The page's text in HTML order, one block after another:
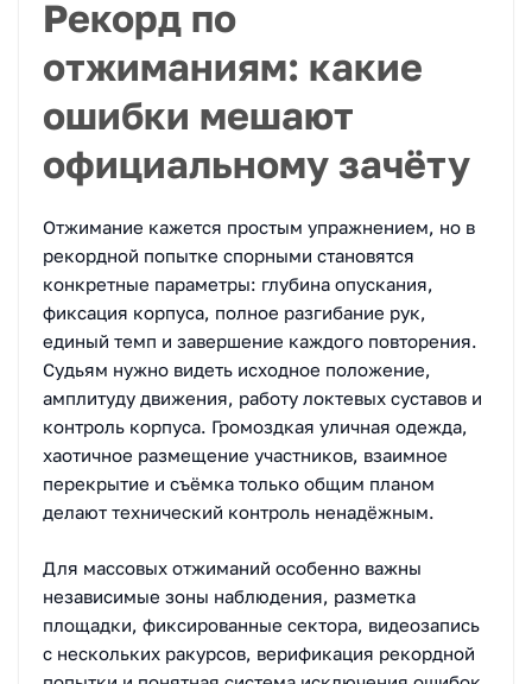
Рекорд по
отжиманиям: какие
ошибки мешают
официальному зачёту
Отжимание кажется простым упражнением, но в
рекордной попытке спорными становятся
конкретные параметры: глубина опускания,
фиксация корпуса, полное разгибание рук,
единый темп и завершение каждого повторения.
Судьям нужно видеть исходное положение,
амплитуду движения, работу локтевых суставов и
контроль корпуса. Громоздкая уличная одежда,
хаотичное размещение участников, взаимное
перекрытие и съёмка только общим планом
делают технический контроль ненадёжным.
Для массовых отжиманий особенно важны
независимые зоны наблюдения, разметка
площадки, фиксированные сектора, видеозапись
с нескольких ракурсов, верификация рекордной